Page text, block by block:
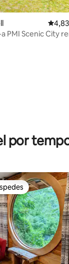
5, 88 avaliações
4,83
PMI Scenic City
por